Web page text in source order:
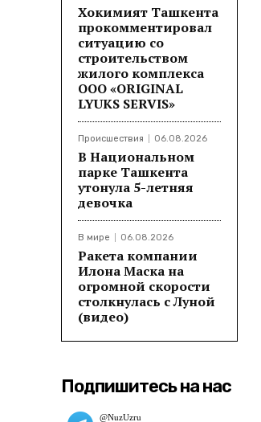
Хокимият Ташкента
прокомментировал
ситуацию со
строительством
жилого комплекса
ООО «ORIGINAL
LYUKS SERVIS»
Происшествия 06.08.2026
В Национальном
парке Ташкента
утонула 5-летняя
девочка
В мире 06.08.2026
Ракета компании
Илона Маска на
огромной скорости
столкнулась с Луной
(видео)
Подпишитесь на нас